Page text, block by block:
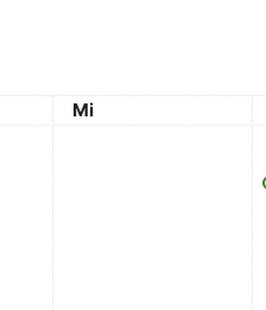
Mittwoch
Mi